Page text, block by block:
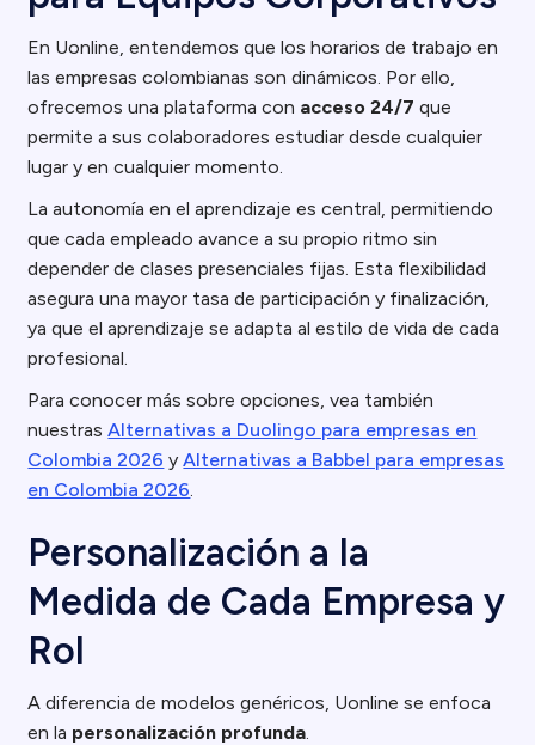
En Uonline, entendemos que los horarios de trabajo en
las empresas colombianas son dinámicos. Por ello,
ofrecemos una plataforma con acceso 24/7 que
permite a sus colaboradores estudiar desde cualquier
lugar y en cualquier momento.
La autonomía en el aprendizaje es central, permitiendo
que cada empleado avance a su propio ritmo sin
depender de clases presenciales fijas. Esta flexibilidad
asegura una mayor tasa de participación y finalización,
ya que el aprendizaje se adapta al estilo de vida de cada
profesional.
Para conocer más sobre opciones, vea también
nuestrasAlternativas a Duolingo para empresas en
Colombia 2026 yAlternativas a Babbel para empresas
en Colombia 2026.
Personalización a la
Medida de Cada Empresa y
Rol
A diferencia de modelos genéricos, Uonline se enfoca
en la personalización profunda.